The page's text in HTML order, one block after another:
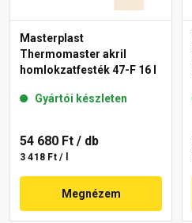
Masterplast
Thermomaster akril
homlokzatfesték 47-F 16 l
Gyártói készleten
54 680 Ft / db
3 418 Ft / l
Megnézem